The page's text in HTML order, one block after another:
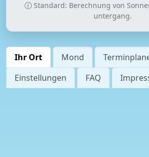
Standard: Berechnung von
untergang.
Ihr Ort Mond
Einstellungen
FAQ